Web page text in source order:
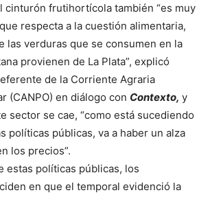
cinturón frutihortícola también “es muy
respecta a la cuestión alimentaria,
las verduras que se consumen en la
provienen de La Plata”, explicó
de la Corriente Agraria
(CANPO) en diálogo con Contexto, y
sector se cae, “como está sucediendo
políticas públicas, va a haber un alza
los precios”.
estas políticas públicas, los
en que el temporal evidenció la